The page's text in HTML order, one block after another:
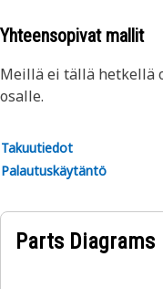
Yhteensopivat mallit
Meillä ei tällä hetkellä
osalle.
Takuutiedot
Palautuskäytäntö
Parts Diagrams